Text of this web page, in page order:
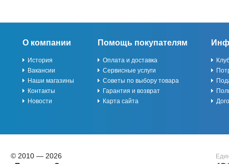
О компании
История
Вакансии
Наши магазины
Контакты
Новости
Помощь покупателям
Оплата и доставка
Сервисные услуги
Советы по выбору товара
Гарантия и возврат
Карта сайта
© 2010 — 2026